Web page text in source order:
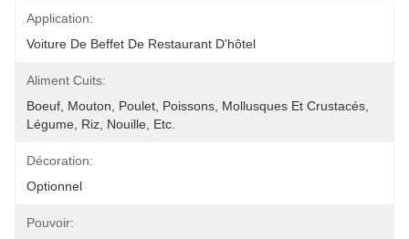
Application:
Voiture De Beffet De Restaurant D'hôtel
Aliment Cuits:
Boeuf, Mouton, Poulet, Poissons, Mollusques Et Crustacés,
Légume, Riz, Nouille, Etc.
Décoration:
Optionnel
Pouvoir: